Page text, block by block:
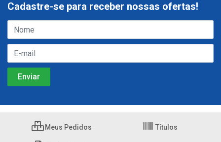
Cadastre-se para receber nossas ofertas!
Meus Pedidos Títulos